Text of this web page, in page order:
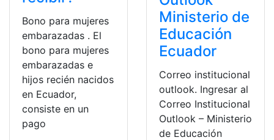
Bono para mujeres
embarazadas . El
bono para mujeres
embarazadas e
hijos recién nacidos
en Ecuador,
consiste en un
pago
Ministerio de
Educación
Ecuador
Correo institucional
outlook. Ingresar al
Correo Institucional
Outlook – Ministerio
de Educación